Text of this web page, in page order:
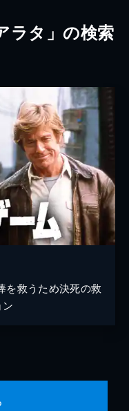
ラタ」の検索
を救うため決死の救